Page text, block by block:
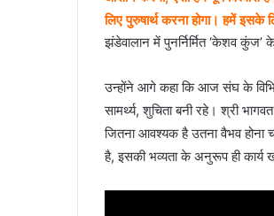
लिए पुरुषार्थ करना होगा। हमें इसके
झंडेवालान में पुनर्निर्मित ‘केशव
उन्होंने आगे कहा कि आज संघ के
सामर्थ्य, शुचिता बनी रहे। श्री
जितना आवश्यक है उतना वैभव होना
है, इसकी भव्यता के अनुरूप ही कार्य